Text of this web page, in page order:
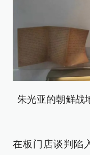
朱光亚的朝鲜战
在板门店谈判陷